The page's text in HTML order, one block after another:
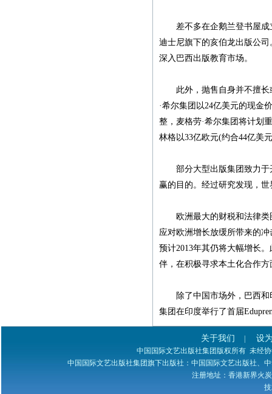
差不多在企鹅兰登书屋成
迪士尼旗下的亥伯龙出版公
深入巴西出版教育市场。
此外，抛售自身并不擅长或
·希尔集团以24亿美元的现金
整，麦格劳·希尔集团将计划
林格以33亿欧元(约合44亿美
部分大型出版集团致力于
赢的目的。经过研究发现，
欧洲最大的财税和法律类
应对欧洲增长放缓所带来的
预计2013年其仍将大幅增长
伴，在积极寻求本土化合作
除了中国市场外，巴西和
集团在印度举行了首届
关于我们 设
中国国际文艺出版社集团版权所有 未经
中国国际文艺出版社集团旗下出版社：中国国际文艺出版社、
注册地址：香港新界火